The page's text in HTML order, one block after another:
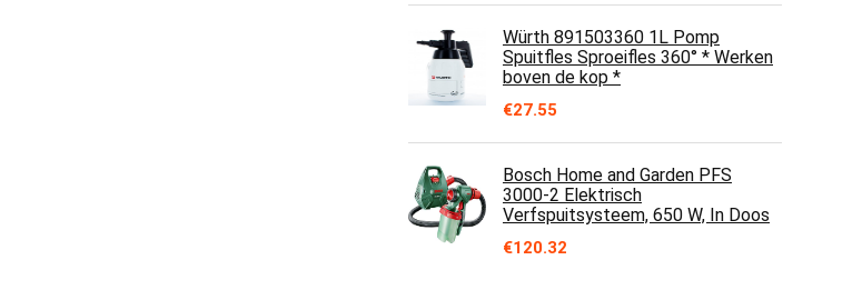
Würth 891503360 1L Pomp
Spuitfles Sproeifles 360° * Werken
boven de kop *
€27.55
Bosch Home and Garden PFS
3000-2 Elektrisch
Verfspuitsysteem, 650 W, In Doos
€120.32